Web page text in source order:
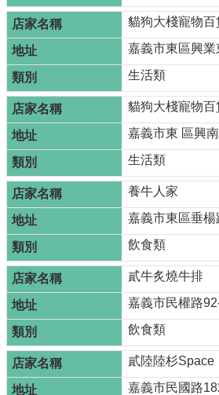
嘉
義
市
政
府
網
站
安
全
政
策
貓狗大棧寵物
嘉義市東區興業
生活類
貓狗大棧寵物
嘉義市東 區興
生活類
養牛人家
嘉義市東區垂楊
飲食類
貳牛炙燒牛排
嘉義市民權路
飲食類
貳陸陸杉Space
嘉義市民國路